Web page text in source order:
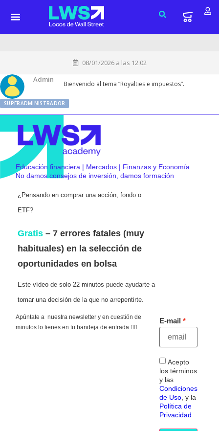
08/01/2026 a las 12:02
Admin
SUPERADMINISTRADOR
Bienvenido al tema “Royalties e impuestos”.
Educación financiera | Mercados | Finanzas y Economía
No damos consejos de inversión, damos formación
¿Pensando en comprar una acción, fondo o
ETF?
Gratis – 7 errores fatales (muy
habituales) en la selección de
oportunidades en bolsa
Este vídeo de solo 22 minutos puede ayudarte a
tomar una decisión de la que no arrepentirte.
Apúntate a nuestra newsletter y en cuestión de
minutos lo tienes en tu bandeja de entrada 👇🏻
E-mail
Acepto
los términos
y las
Condiciones
de Uso, y la
Política de
Privacidad